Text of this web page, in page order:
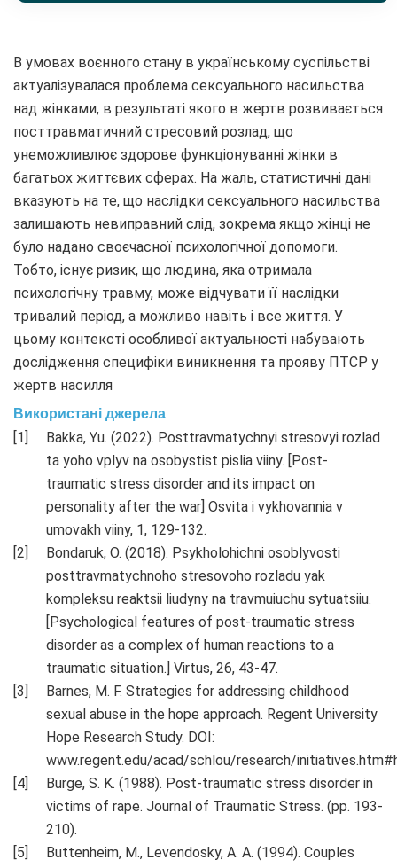
В умовах воєнного стану в українському суспільстві
актуалізувалася проблема сексуального насильства
над жінками, в результаті якого в жертв розвивається
посттравматичний стресовий розлад, що
унеможливлює здорове функціонуванні жінки в
багатьох життєвих сферах. На жаль, статистичні дані
вказують на те, що наслідки сексуального насильства
залишають невиправний слід, зокрема якщо жінці не
було надано своєчасної психологічної допомоги.
Тобто, існує ризик, що людина, яка отримала
психологічну травму, може відчувати її наслідки
тривалий період, а можливо навіть і все життя. У
цьому контексті особливої актуальності набувають
дослідження специфіки виникнення та прояву ПТСР у
жертв насилля
Використані джерела
Bakka, Yu. (2022). Posttravmatychnyi stresovyi rozlad
ta yoho vplyv na osobystist pislia viiny. [Post-
traumatic stress disorder and its impact on
personality after the war] Osvita i vykhovannia v
umovakh viiny, 1, 129-132.
Bondaruk, O. (2018). Psykholohichni osoblyvosti
posttravmatychnoho stresovoho rozladu yak
kompleksu reaktsii liudyny na travmuiuchu sytuatsiiu.
[Psychological features of post-traumatic stress
disorder as a complex of human reactions to a
traumatic situation.] Virtus, 26, 43-47.
Barnes, M. F. Strategies for addressing childhood
sexual abuse in the hope approach. Regent University
Hope Research Study. DOI:
www.regent.edu/acad/schlou/research/
Burge, S. K. (1988). Post-traumatic stress disorder in
victims of rape. Journal of Traumatic Stress. (pp. 193-
210).
Buttenheim, M., Levendosky, A. A. (1994). Couples